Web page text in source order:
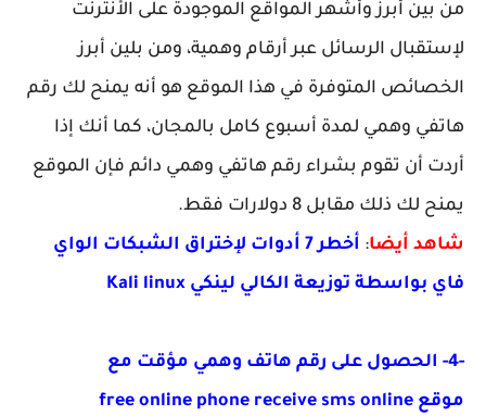
من بين أبرز وأشهر المواقع الموجودة على الأنترنت
لإستقبال الرسائل عبر أرقام وهمية، ومن بلين أبرز
الخصائص المتوفرة في هذا الموقع هو أنه يمنح لك رقم
هاتفي وهمي لمدة أسبوع كامل بالمجان، كما أنك إذا
أردت أن تقوم بشراء رقم هاتفي وهمي دائم فإن الموقع
يمنح لك ذلك مقابل 8 دولارات فقط.
شاهد أيضا:
أخطر 7 أدوات لإختراق الشبكات الواي
فاي بواسطة توزيعة الكالي لينكي Kali linux
-4- الحصول على رقم هاتف وهمي مؤقت مع
موقع free online phone receive sms online